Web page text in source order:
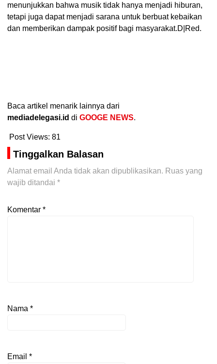
menunjukkan bahwa musik tidak hanya menjadi hiburan,
tetapi juga dapat menjadi sarana untuk berbuat kebaikan
dan memberikan dampak positif bagi masyarakat.D|Red.
Baca artikel menarik lainnya dari
mediadelegasi.id di GOOGE NEWS.
Post Views: 81
Tinggalkan Balasan
Alamat email Anda tidak akan dipublikasikan. Ruas yang
wajib ditandai *
Komentar *
Nama *
Email *